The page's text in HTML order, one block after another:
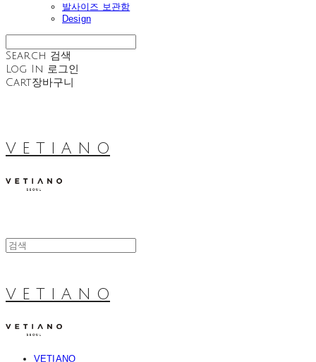
발사이즈 보관함
Design
Search 검색
Log In 로그인
Cart장바구니
V E T I A N O
V E T I A N O
VETIANO